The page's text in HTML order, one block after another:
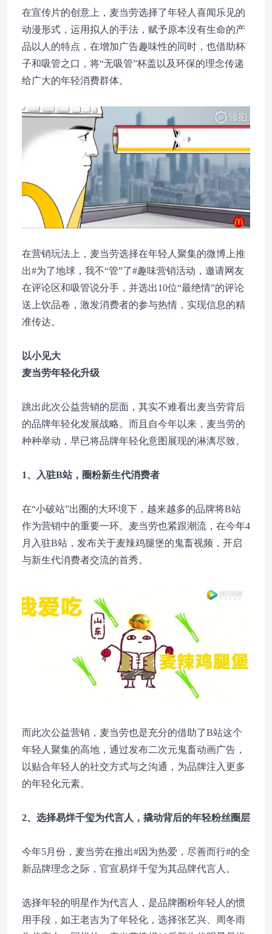
在宣传片的创意上，麦当劳选择了年轻人喜闻乐见的
动漫形式，运用拟人的手法，赋予原本没有生命的产
品以人的特点，在增加广告趣味性的同时，也借助杯
子和吸管之口，将“无吸管”杯盖以及环保的理念传递
给广大的年轻消费群体。
在营销玩法上，麦当劳选择在年轻人聚集的微博上推
出#为了地球，我不“管”了#趣味营销活动，邀请网友
在评论区和吸管说分手，并选出10位“最绝情”的评论
送上饮品卷，激发消费者的参与热情，实现信息的精
准传达。
以小见大
麦当劳年轻化升级
跳出此次公益营销的层面，其实不难看出麦当劳背后
的品牌年轻化发展战略。而且自今年以来，麦当劳的
种种举动，早已将品牌年轻化意图展现的淋漓尽致。
1、入驻B站，圈粉新生代消费者
在“小破站”出圈的大环境下，越来越多的品牌将B站
作为营销中的重要一环。麦当劳也紧跟潮流，在今年4
月入驻B站，发布关于麦辣鸡腿堡的鬼畜视频，开启
与新生代消费者交流的首秀。
而此次公益营销，麦当劳也是充分的借助了B站这个
年轻人聚集的高地，通过发布二次元鬼畜动画广告，
以贴合年轻人的社交方式与之沟通，为品牌注入更多
的年轻化元素。
2、选择易烊千玺为代言人，撬动背后的年轻粉丝圈层
今年5月份，麦当劳在推出#因为热爱，尽善而行#的全
新品牌理念之际，官宣易烊千玺为其品牌代言人。
选择年轻的明星作为代言人，是品牌圈粉年轻人的惯
用手段，如王老吉为了年轻化，选择张艺兴、周冬雨